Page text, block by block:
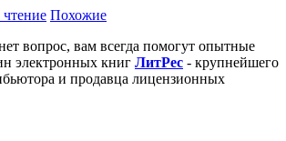
Похожие
вопрос, вам всегда помогут опытные
электронных книг ЛитPec - крупнейшего
и продавца лицензионных